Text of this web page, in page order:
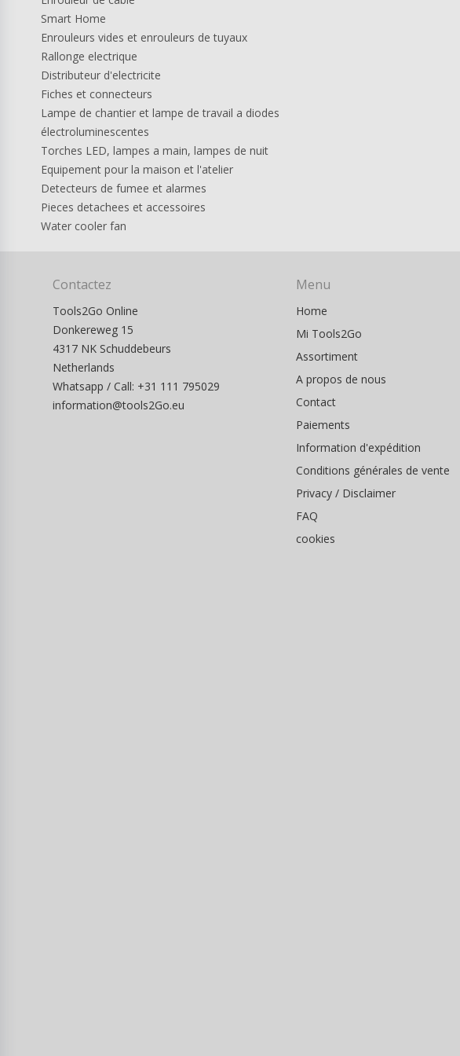
Smart Home
Enrouleurs vides et enrouleurs de tuyaux
Rallonge electrique
Distributeur d'electricite
Fiches et connecteurs
Lampe de chantier et lampe de travail a diodes
électroluminescentes
Torches LED, lampes a main, lampes de nuit
Equipement pour la maison et l'atelier
Detecteurs de fumee et alarmes
Pieces detachees et accessoires
Water cooler fan
Contactez
Tools2Go Online
Donkereweg 15
4317 NK Schuddebeurs
Netherlands
Whatsapp / Call: +31 111 795029
information@tools2Go.eu
Menu
Home
Mi Tools2Go
Assortiment
A propos de nous
Contact
Paiements
Information d'expédition
Conditions générales de vente
Privacy / Disclaimer
FAQ
cookies